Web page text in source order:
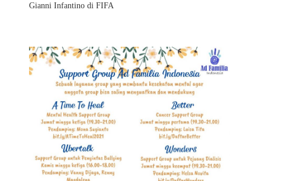
Gianni Infantino di FIFA